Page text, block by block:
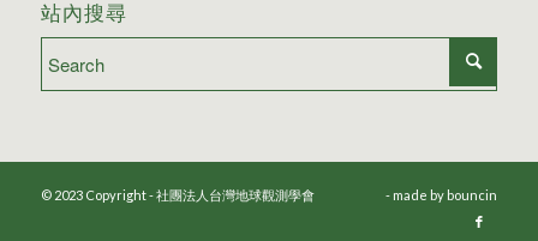
站內搜尋
© 2023 Copyright - 社團法人台灣地球觀測學會 - made by bouncin